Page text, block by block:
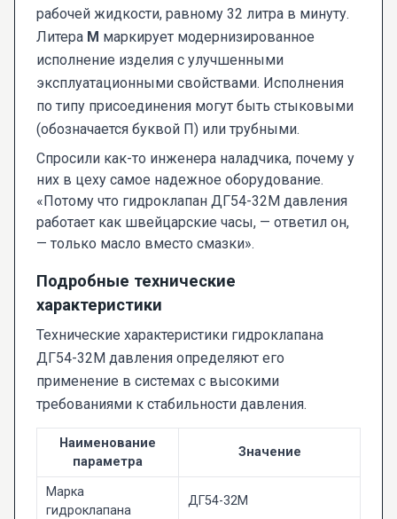
рабочей жидкости, равному 32 литра в минуту.
Литера М маркирует модернизированное
исполнение изделия с улучшенными
эксплуатационными свойствами. Исполнения
по типу присоединения могут быть стыковыми
(обозначается буквой П) или трубными.
Спросили как-то инженера наладчика, почему у
них в цеху самое надежное оборудование.
«Потому что гидроклапан ДГ54-32М давления
работает как швейцарские часы, — ответил он,
— только масло вместо смазки».
Подробные технические
характеристики
Технические характеристики гидроклапана
ДГ54-32М давления определяют его
применение в системах с высокими
требованиями к стабильности давления.
Наименование
параметра
Значение
Марка
гидроклапана
ДГ54-32М